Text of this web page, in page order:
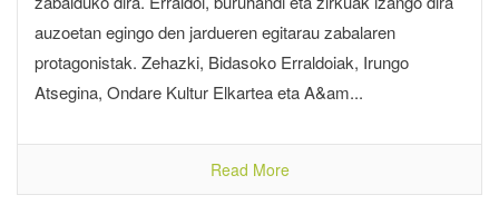
auzoetan egingo den jardueren egitarau zabalaren
protagonistak. Zehazki, Bidasoko Erraldoiak, Irungo
Atsegina, Ondare Kultur Elkartea eta A&am...
Read More